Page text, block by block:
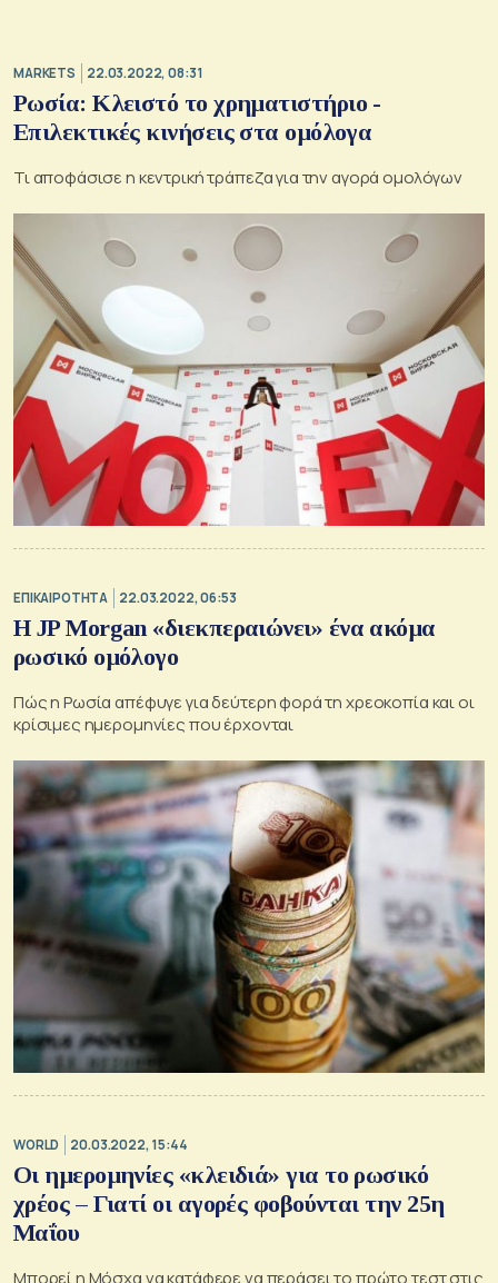
MARKETS 22.03.2022, 08:31
Ρωσία: Κλειστό το χρηματιστήριο -
Επιλεκτικές κινήσεις στα ομόλογα
Τι αποφάσισε η κεντρική τράπεζα για την αγορά ομολόγων
ΕΠΙΚΑΙΡΟΤΗΤΑ 22.03.2022, 06:53
Η JP Morgan «διεκπεραιώνει» ένα ακόμα
ρωσικό ομόλογο
Πώς η Ρωσία απέφυγε για δεύτερη φορά τη χρεοκοπία και οι
κρίσιμες ημερομηνίες που έρχονται
WORLD 20.03.2022, 15:44
Οι ημερομηνίες «κλειδιά» για το ρωσικό
χρέος – Γιατί οι αγορές φοβούνται την 25η
Μαΐου
Μπορεί η Μόσχα να κατάφερε να περάσει το πρώτο τεστ στις